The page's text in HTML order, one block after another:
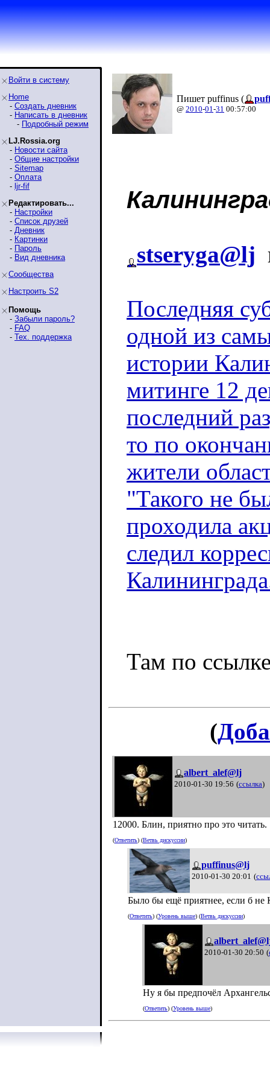
Войти в систему
Home
- Создать дневник
- Написать в дневник
- Подробный режим
LJ.Rossia.org
- Новости сайта
- Общие настройки
- Sitemap
- Оплата
- ljr-fif
Редактировать...
- Настройки
- Список друзей
- Дневник
- Картинки
- Пароль
- Вид дневника
Сообщества
Настроить S2
Помощь
- Забыли пароль?
- FAQ
- Тех. поддержка
Пишет puffinus (
@ 2010-01-31 00:57:00
stseryga@lj
Последняя
одной из
истории
митинге 12
последний
то по
жители
"Такого не
проходила
следил
Там по
(
albert_alef@lj
2010-01-30 19:56 (ссылка)
12000. Блин, приятно про это читать.
(Ответить) (Ветвь дискуссии)
puffinus@lj
2010-01-30 20:01 (
Было бы ещё приятнее, если б не
(Ответить) (Уровень выше) (Ветвь дискуссии)
2010-01-30 20:50 (
Ну я бы предпочёл
(Ответить) (Уровень выше)